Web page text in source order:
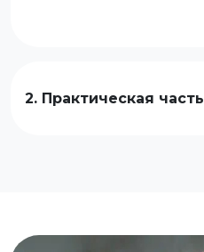
2. Практическая часть